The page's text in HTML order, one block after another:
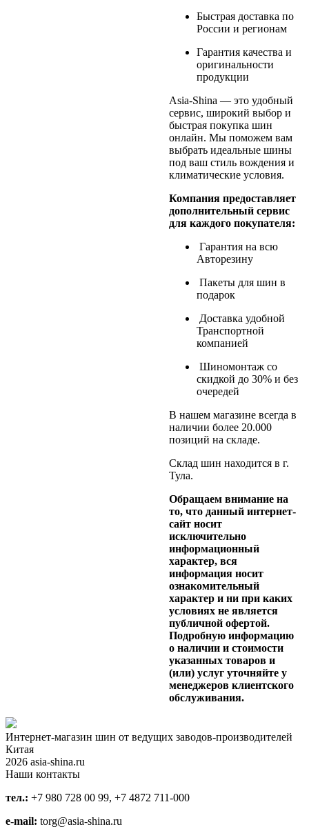
Быстрая доставка по
России и регионам
Гарантия качества и
оригинальности
продукции
Asia-Shina — это удобный
сервис, широкий выбор и
быстрая покупка шин
онлайн. Мы поможем вам
выбрать идеальные шины
под ваш стиль вождения и
климатические условия.
Компания предоставляет
дополнительный сервис
для каждого покупателя:
Гарантия на всю
Авторезину
Пакеты для шин в
подарок
Доставка удобной
Транспортной
компанией
Шиномонтаж со
скидкой до 30% и без
очередей
В нашем магазине всегда в
наличии более 20.000
позиций на складе.
Склад шин находится в г.
Тула.
Обращаем внимание на
то, что данный интернет-
сайт носит
исключительно
информационный
характер, вся
информация носит
ознакомительный
характер и ни при каких
условиях не является
публичной офертой.
Подробную информацию
о наличии и стоимости
указанных товаров и
(или) услуг уточняйте у
менеджеров клиентского
обслуживания.
Интернет-магазин шин от ведущих заводов-производителей
Китая
2026 asia-shina.ru
Наши контакты
тел.: +7 980 728 00 99, +7 4872 711-000
e-mail: torg@asia-shina.ru